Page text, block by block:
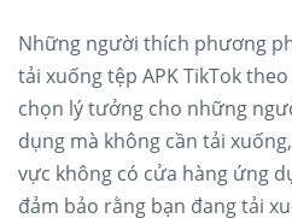
Những người thích phương
tải xuống tệp APK TikTok
chọn lý tưởng cho những
dụng mà không cần tải
vực không có cửa hàng ứng
đảm bảo rằng bạn đang tải